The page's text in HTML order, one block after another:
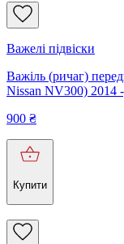
Важелі підвіски
Важіль (ричаг)
Nissan NV300) 2014
900 ₴
Купити